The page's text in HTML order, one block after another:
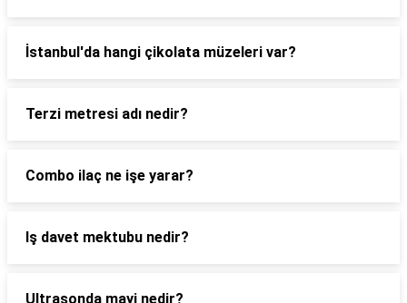
İstanbul'da hangi çikolata müzeleri var?
Terzi metresi adı nedir?
Combo ilaç ne işe yarar?
Iş davet mektubu nedir?
Ultrasonda mayi nedir?